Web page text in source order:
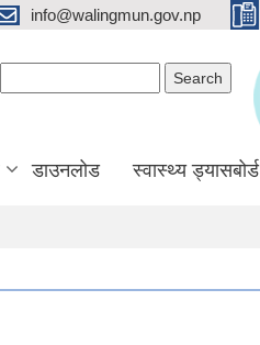
info@walingmun.gov.np
डाउनलोड स्वास्थ्य ड्यासबोर्ड